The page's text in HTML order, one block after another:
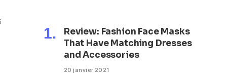
Review: Fashion Face Masks
That Have Matching Dresses
and Accessories
20 janvier 2021